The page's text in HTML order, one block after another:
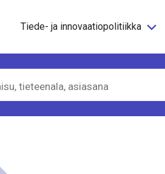
Tiede- ja innovaatiopolitiikka